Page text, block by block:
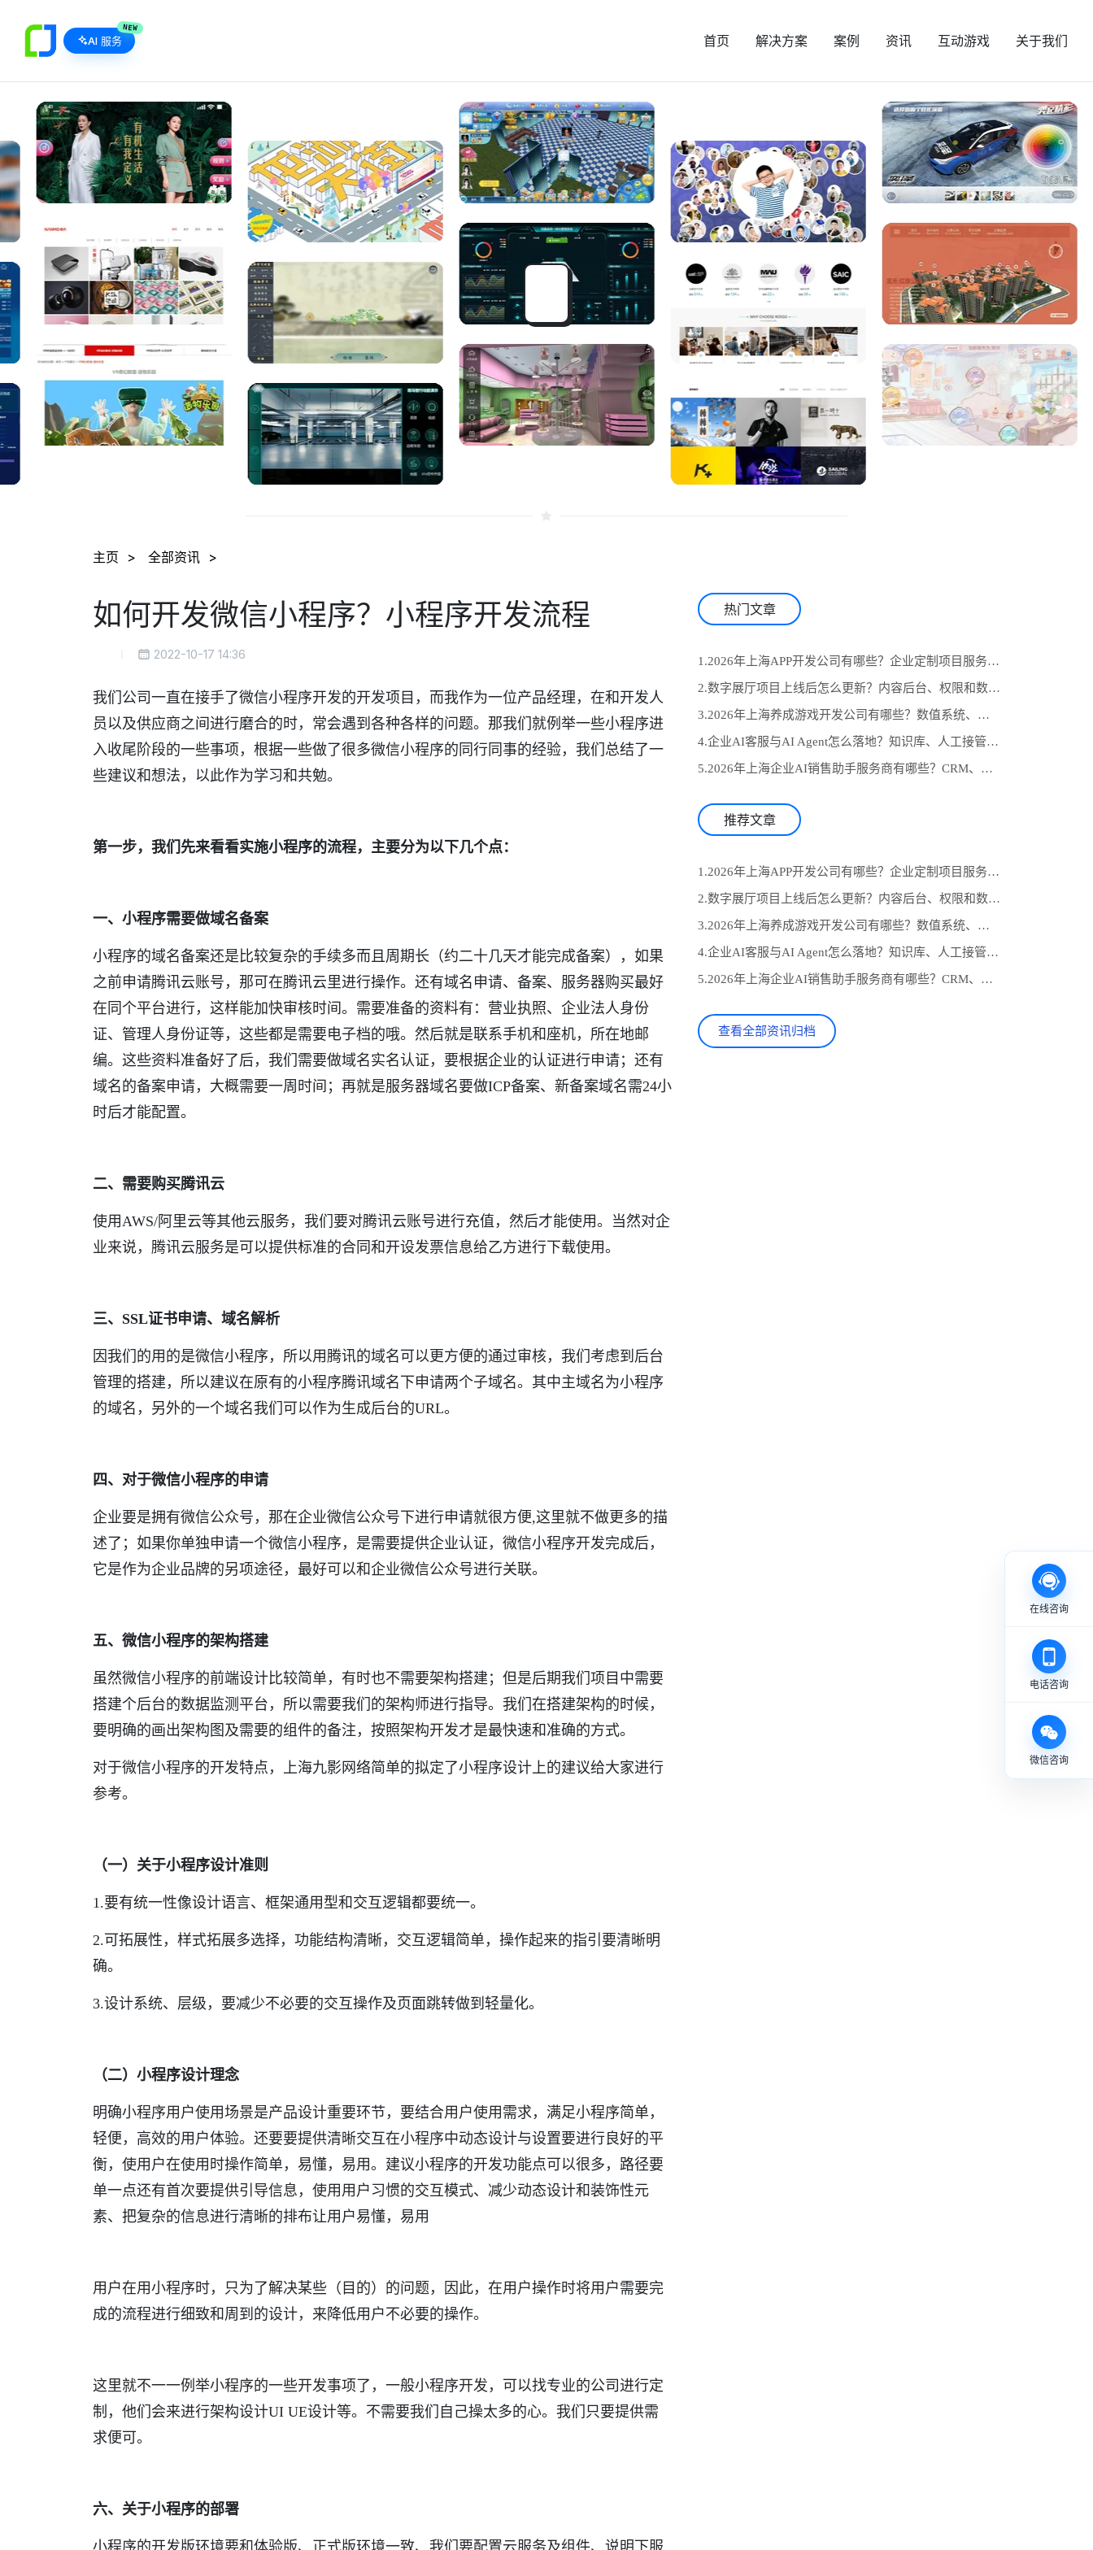
AI 服务
NEW
首页 解决方案 案例 资讯 互动游戏 关于我们
XR云展厅 ·
主页 全部资讯
如何开发微信小程序？小程序开发流程
2022-10-17 14:36
我们公司一直在接手了微信小程序开发的开发项目，而我作为一位产品经理，在和开发人
员以及供应商之间进行磨合的时，常会遇到各种各样的问题。那我们就例举一些小程序进
入收尾阶段的一些事项，根据一些做了很多微信小程序的同行同事的经验，我们总结了一
些建议和想法，以此作为学习和共勉。
第一步，我们先来看看实施小程序的流程，主要分为以下几个点：
一、小程序需要做域名备案
小程序的域名备案还是比较复杂的手续多而且周期长（约二十几天才能完成备案），如果
之前申请腾讯云账号，那可在腾讯云里进行操作。还有域名申请、备案、服务器购买最好
在同个平台进行，这样能加快审核时间。需要准备的资料有：营业执照、企业法人身份
证、管理人身份证等，这些都是需要电子档的哦。然后就是联系手机和座机，所在地邮
编。这些资料准备好了后，我们需要做域名实名认证，要根据企业的认证进行申请；还有
域名的备案申请，大概需要一周时间；再就是服务器域名要做ICP备案、新备案域名需24小
时后才能配置。
二、需要购买腾讯云
使用AWS/阿里云等其他云服务，我们要对腾讯云账号进行充值，然后才能使用。当然对企
业来说，腾讯云服务是可以提供标准的合同和开设发票信息给乙方进行下载使用。
三、SSL证书申请、域名解析
因我们的用的是微信小程序，所以用腾讯的域名可以更方便的通过审核，我们考虑到后台
管理的搭建，所以建议在原有的小程序腾讯域名下申请两个子域名。其中主域名为小程序
的域名，另外的一个域名我们可以作为生成后台的URL。
四、对于微信小程序的申请
企业要是拥有微信公众号，那在企业微信公众号下进行申请就很方便,这里就不做更多的描
述了；如果你单独申请一个微信小程序，是需要提供企业认证，微信小程序开发完成后，
它是作为企业品牌的另项途径，最好可以和企业微信公众号进行关联。
五、微信小程序的架构搭建
虽然微信小程序的前端设计比较简单，有时也不需要架构搭建；但是后期我们项目中需要
搭建个后台的数据监测平台，所以需要我们的架构师进行指导。我们在搭建架构的时候，
要明确的画出架构图及需要的组件的备注，按照架构开发才是最快速和准确的方式。
对于微信小程序的开发特点，上海九影网络简单的拟定了小程序设计上的建议给大家进行
参考。
（一）关于小程序设计准则
1.要有统一性像设计语言、框架通用型和交互逻辑都要统一。
2.可拓展性，样式拓展多选择，功能结构清晰，交互逻辑简单，操作起来的指引要清晰明
确。
3.设计系统、层级，要减少不必要的交互操作及页面跳转做到轻量化。
（二）小程序设计理念
明确小程序用户使用场景是产品设计重要环节，要结合用户使用需求，满足小程序简单，
轻便，高效的用户体验。还要要提供清晰交互在小程序中动态设计与设置要进行良好的平
衡，使用户在使用时操作简单，易懂，易用。建议小程序的开发功能点可以很多，路径要
单一点还有首次要提供引导信息，使用用户习惯的交互模式、减少动态设计和装饰性元
素、把复杂的信息进行清晰的排布让用户易懂，易用
用户在用小程序时，只为了解决某些（目的）的问题，因此，在用户操作时将用户需要完
成的流程进行细致和周到的设计，来降低用户不必要的操作。
这里就不一一例举小程序的一些开发事项了，一般小程序开发，可以找专业的公司进行定
制，他们会来进行架构设计UI UE设计等。不需要我们自己操太多的心。我们只要提供需
求便可。
六、关于小程序的部署
热门文章
1.2026年上海APP开发公司有哪些？企业定制项目服务商推荐与选型参考
2.数字展厅项目上线后怎么更新？内容后台、权限和数据统计设计
3.2026年上海养成游戏开发公司有哪些？数值系统、任务线与长期运营怎么选
4.企业AI客服与AI Agent怎么落地？知识库、人工接管和业务系统对接流程
5.2026年上海企业AI销售助手服务商有哪些？CRM、知识库与自动跟进怎么选
推荐文章
1.2026年上海APP开发公司有哪些？企业定制项目服务商推荐与选型参考
2.数字展厅项目上线后怎么更新？内容后台、权限和数据统计设计
3.2026年上海养成游戏开发公司有哪些？数值系统、任务线与长期运营怎么选
4.企业AI客服与AI Agent怎么落地？知识库、人工接管和业务系统对接流程
5.2026年上海企业AI销售助手服务商有哪些？CRM、知识库与自动跟进怎么选
查看全部资讯归档
在线咨询
电话咨询
微信咨询